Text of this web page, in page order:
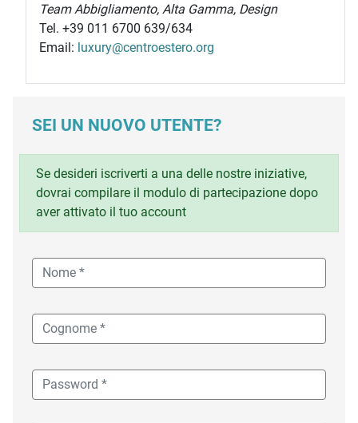
Team Abbigliamento, Alta Gamma, Design
Tel. +39 011 6700 639/634
Email: luxury@centroestero.org
SEI UN NUOVO UTENTE?
Se desideri iscriverti a una delle nostre iniziative,
dovrai compilare il modulo di partecipazione dopo
aver attivato il tuo account